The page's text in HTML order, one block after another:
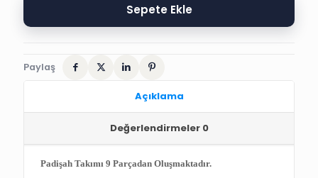
SÜNNET
Sepete Ekle
Paylaş
Açıklama
Değerlendirmeler 0
Padişah Takımı 9 Parçadan Oluşmaktadır.